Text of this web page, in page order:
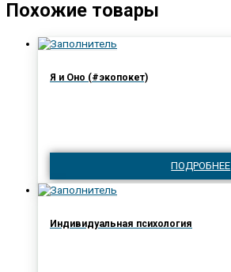
Похожие товары
Я и Оно (#экопокет)
ПОДРОБНЕЕ
Индивидуальная психология